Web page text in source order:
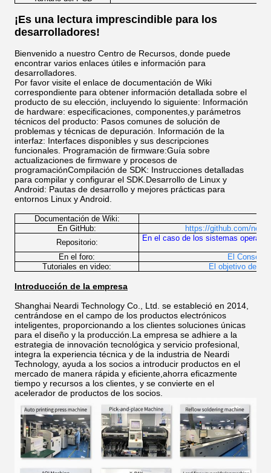
¡Es una lectura imprescindible para los
desarrolladores!
Bienvenido a nuestro Centro de Recursos, donde puede
encontrar varios enlaces útiles e información para
desarrolladores.
Por favor visite el enlace de documentación de Wiki
correspondiente para obtener información detallada sobre el
producto de su elección, incluyendo lo siguiente: Información
de hardware: especificaciones, componentes,y parámetros
técnicos del producto: Pasos comunes de solución de
problemas y técnicas de depuración. Información de la
interfaz: Interfaces disponibles y sus descripciones
funcionales. Programación de firmware:Guía sobre
actualizaciones de firmware y procesos de
programaciónCompilación de SDK: Instrucciones detalladas
para compilar y configurar el SDK.Desarrollo de Linux y
Android: Pautas de desarrollo y mejores prácticas para
entornos Linux y Android.
Documentación de Wiki:
En GitHub:
https://github.com/
Repositorio:
En el caso de los sistemas
En el foro:
El Consejo
Tutoriales en video:
El objetivo de la
Introducción de la empresa
Shanghai Neardi Technology Co., Ltd. se estableció en 2014,
centrándose en el campo de los productos electrónicos
inteligentes, proporcionando a los clientes soluciones únicas
para el diseño y la producción.La empresa se adhiere a la
estrategia de innovación tecnológica y servicio profesional,
integra la experiencia técnica y de la industria de Neardi
Technology, ayuda a los socios a introducir productos en el
mercado de manera rápida y eficiente,ahorra eficazmente
tiempo y recursos a los clientes, y se convierte en el
acelerador de productos de los socios.